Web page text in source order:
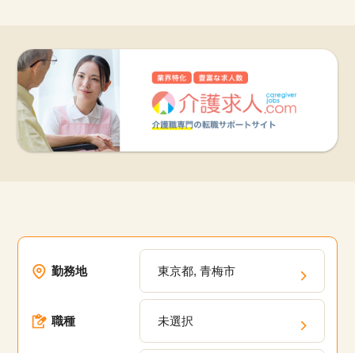
勤務地 東京都, 青梅市
職種 未選択